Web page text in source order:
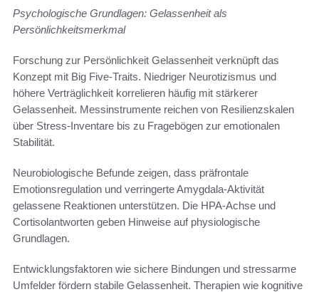
Psychologische Grundlagen: Gelassenheit als
Persönlichkeitsmerkmal
Forschung zur Persönlichkeit Gelassenheit verknüpft das
Konzept mit Big Five-Traits. Niedriger Neurotizismus und
höhere Verträglichkeit korrelieren häufig mit stärkerer
Gelassenheit. Messinstrumente reichen von Resilienzskalen
über Stress-Inventare bis zu Fragebögen zur emotionalen
Stabilität.
Neurobiologische Befunde zeigen, dass präfrontale
Emotionsregulation und verringerte Amygdala-Aktivität
gelassene Reaktionen unterstützen. Die HPA-Achse und
Cortisolantworten geben Hinweise auf physiologische
Grundlagen.
Entwicklungsfaktoren wie sichere Bindungen und stressarme
Umfelder fördern stabile Gelassenheit. Therapien wie kognitive